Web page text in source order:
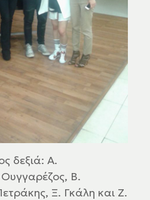
δεξιά: Α.
Β.
Ξ. Γκάλη και Ζ.